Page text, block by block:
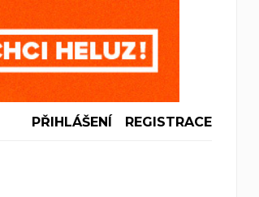
PŘIHLÁŠENÍ REGISTRACE